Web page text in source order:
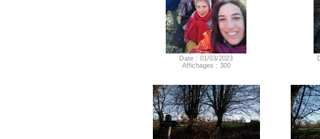
Date : 01/03/2023
Affichages : 300